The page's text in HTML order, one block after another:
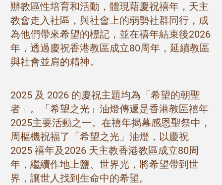
辦教區性培育和活動，體現藉慶祝禧年，天主
教會走入社區，與社會上的弱勢社群同行，成
為他們帶來希望的標記，並在禧年結束後2026
年，透過慶祝香港教區成立80周年，延續教區
與社會並肩的精神。
2025 及 2026 的慶祝主題均為「希望的朝聖
者」。「希望之光」油燈傳遞是香港教區禧年
2025主要活動之一。在禧年揭幕感恩聖祭中，
周樞機祝福了「希望之光」油燈，以慶祝
2025 禧年及2026 天主教香港​​教區成立80周
年，繼續作地上鹽、世界光，將希望帶到世
界，讓世人找到生命中的希望。